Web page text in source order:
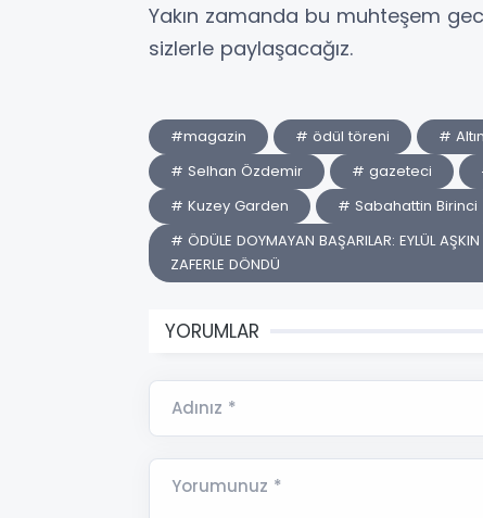
Yakın zamanda bu muhteşem
sizlerle paylaşacağız.
#magazin # ödül töreni #
# Selhan Özdemir
# gazeteci
# Kuzey Garden
# Sabahattin Birinci
# ÖDÜLE DOYMAYAN BAŞARILAR: EYLÜL
ZAFERLE DÖNDÜ
YORUMLAR
Adınız *
Yorumunuz *